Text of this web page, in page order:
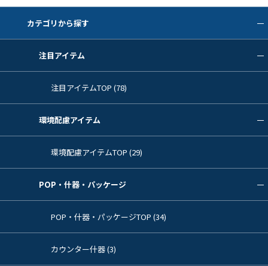
カテゴリから探す
注目アイテム
注目アイテムTOP (78)
環境配慮アイテム
環境配慮アイテムTOP (29)
POP・什器・パッケージ
POP・什器・パッケージTOP (34)
カウンター什器 (3)